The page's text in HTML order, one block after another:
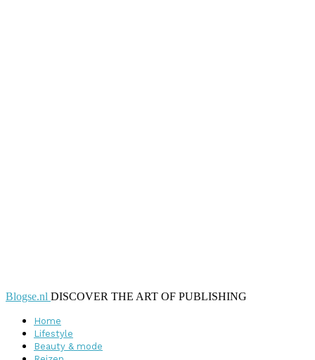
Blogse.nl DISCOVER THE ART OF PUBLISHING
Home
Lifestyle
Beauty & mode